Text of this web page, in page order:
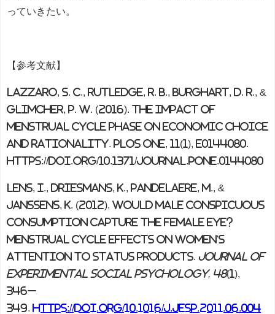
っていきたい。
【参考文献】
Lazzaro, S. C., Rutledge, R. B., Burghart, D. R., &
Glimcher, P. W. (2016). The Impact of
Menstrual Cycle Phase on Economic Choice
and Rationality.
PloS one 11 (1), e0144080.
https://doi.org/10.1371/journal.pone.0144080
Lens, I., Driesmans, K., Pandelaere, M., &
Janssens, K. (2012). Would male conspicuous
consumption capture the female eye?
Menstrual cycle effects on women's
attention to status products. Journal of
Experimental Social Psychology, 48(1),
346–
349.
https://doi.org/10.1016/j.jesp.2011.06.004